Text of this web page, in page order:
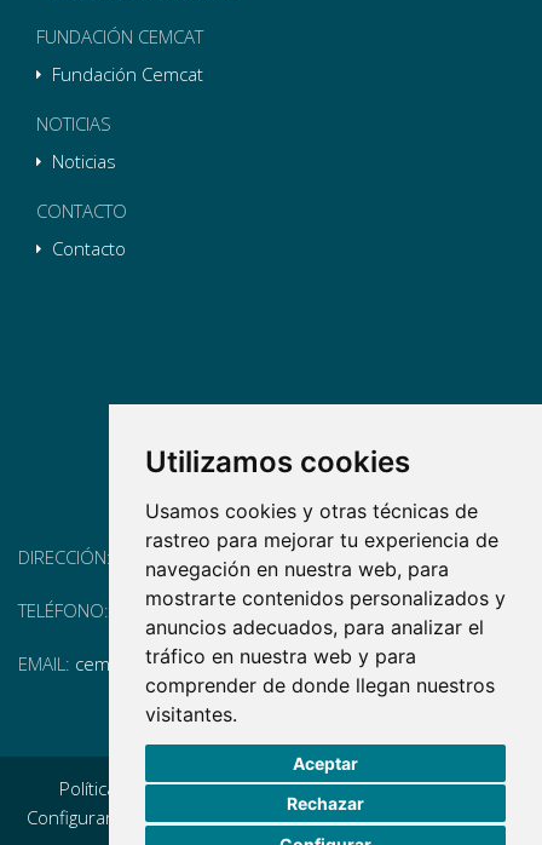
Utilizamos cookies
Usamos cookies y otras técnicas de
rastreo para mejorar tu experiencia de
navegación en nuestra web, para
mostrarte contenidos personalizados y
anuncios adecuados, para analizar el
tráfico en nuestra web y para
comprender de donde llegan nuestros
visitantes.
Aceptar
Rechazar
FUNDACIÓN CEMCAT
Fundación Cemcat
NOTICIAS
Noticias
CONTACTO
Contacto
DIRECCIÓN: Pg. Vall d'Hebron, 119-129, 08035 Barcelona
TELÉFONO: (+34) 93 175 15 55
EMAIL: cem-cat@cem-cat.org
Política de privacidad|Aviso legal|Política de cookies
Configurar cookies|Condiciones generales de contratación